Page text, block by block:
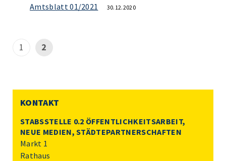
Amtsblatt 01/2021 30.12.2020
1 2
KONTAKT
STABSSTELLE 0.2 ÖFFENTLICHKEITSARBEIT,
NEUE MEDIEN, STÄDTEPARTNERSCHAFTEN
Markt 1
Rathaus